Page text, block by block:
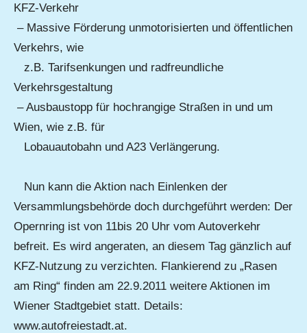
KFZ-Verkehr
– Massive Förderung unmotorisierten und öffentlichen
Verkehrs, wie
z.B. Tarifsenkungen und radfreundliche
Verkehrsgestaltung
– Ausbaustopp für hochrangige Straßen in und um
Wien, wie z.B. für
Lobauautobahn und A23 Verlängerung.
Nun kann die Aktion nach Einlenken der
Versammlungsbehörde doch durchgeführt werden: Der
Opernring ist von 11bis 20 Uhr vom Autoverkehr
befreit. Es wird angeraten, an diesem Tag gänzlich auf
KFZ-Nutzung zu verzichten. Flankierend zu „Rasen
am Ring“ finden am 22.9.2011 weitere Aktionen im
Wiener Stadtgebiet statt. Details:
www.autofreiestadt.at.